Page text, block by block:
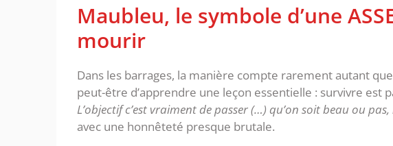
‎Maubleu, le symbole d’une
mourir
‎Dans les barrages, la manière compte rarement autant
peut-être d’apprendre une leçon essentielle : survivre est
L’objectif c’est vraiment de passer (…) qu’on soit beau ou
avec une honnêteté presque brutale.